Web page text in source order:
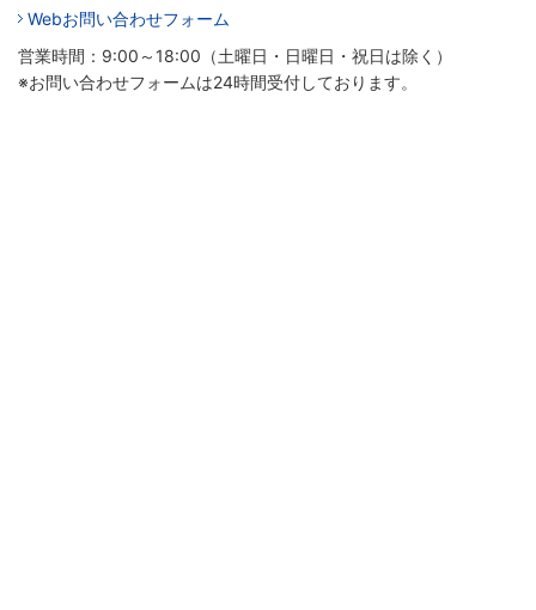
Webお問い合わせフォーム
営業時間：9:00～18:00（土曜日・日曜日・祝日は除く）
※お問い合わせフォームは24時間受付しております。